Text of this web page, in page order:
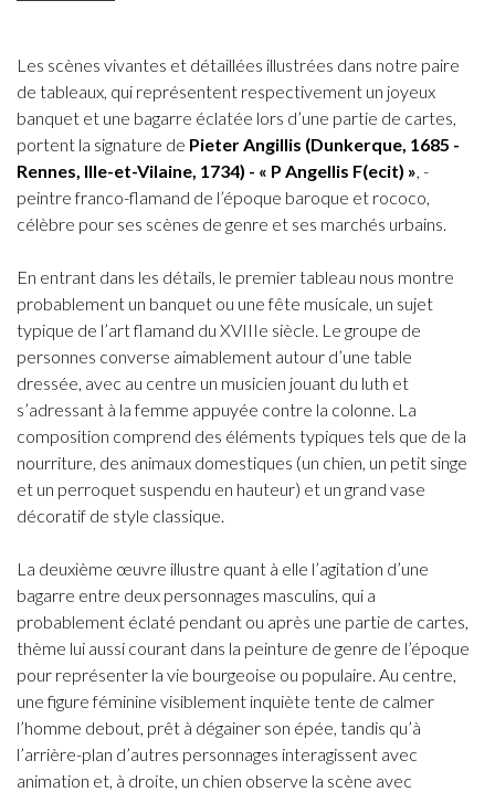
Les scènes vivantes et détaillées illustrées dans notre paire
de tableaux, qui représentent respectivement un joyeux
banquet et une bagarre éclatée lors d’une partie de cartes,
portent la signature de Pieter Angillis (Dunkerque, 1685 -
Rennes, Ille-et-Vilaine, 1734) - « P Angellis F(ecit) », -
peintre franco-flamand de l’époque baroque et rococo,
célèbre pour ses scènes de genre et ses marchés urbains.
En entrant dans les détails, le premier tableau nous montre
probablement un banquet ou une fête musicale, un sujet
typique de l’art flamand du XVIIIe siècle. Le groupe de
personnes converse aimablement autour d’une table
dressée, avec au centre un musicien jouant du luth et
s’adressant à la femme appuyée contre la colonne. La
composition comprend des éléments typiques tels que de la
nourriture, des animaux domestiques (un chien, un petit singe
et un perroquet suspendu en hauteur) et un grand vase
décoratif de style classique.
La deuxième œuvre illustre quant à elle l’agitation d’une
bagarre entre deux personnages masculins, qui a
probablement éclaté pendant ou après une partie de cartes,
thème lui aussi courant dans la peinture de genre de l’époque
pour représenter la vie bourgeoise ou populaire. Au centre,
une figure féminine visiblement inquiète tente de calmer
l’homme debout, prêt à dégainer son épée, tandis qu’à
l’arrière-plan d’autres personnages interagissent avec
animation et, à droite, un chien observe la scène avec